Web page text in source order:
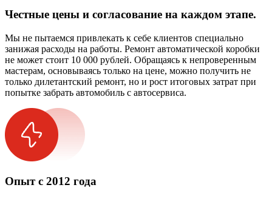
Честные цены и согласование на каждом этапе.
Мы не пытаемся привлекать к себе клиентов специально
занижая расходы на работы. Ремонт автоматической коробки
не может стоит 10 000 рублей. Обращаясь к непроверенным
мастерам, основываясь только на цене, можно получить не
только дилетантский ремонт, но и рост итоговых затрат при
попытке забрать автомобиль с автосервиса.
Опыт с 2012 года